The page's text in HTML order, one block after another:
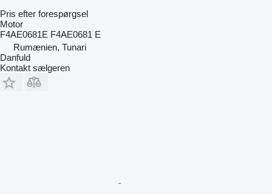
Pris efter forespørgsel
Motor
F4AE0681E F4AE0681 E
Rumænien, Tunari
Danfuld
Kontakt sælgeren